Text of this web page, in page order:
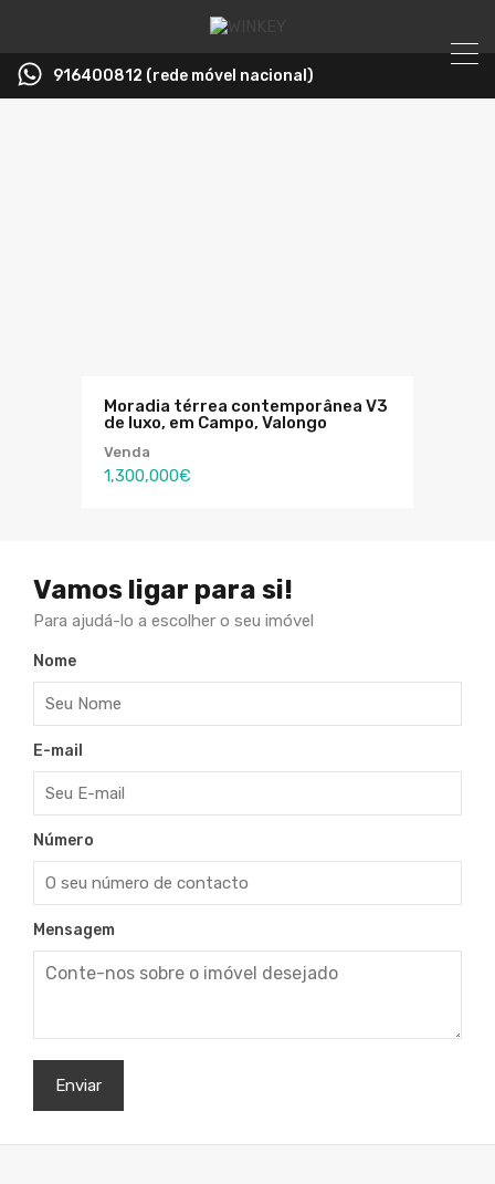
916400812 (rede móvel nacional)
Moradia térrea contemporânea V3
de luxo, em Campo, Valongo
Venda
1,300,000€
Vamos ligar para si!
Para ajudá-lo a escolher o seu imóvel
Nome
E-mail
Número
Mensagem